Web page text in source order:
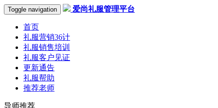
Toggle navigation 爱尚礼服管理平台
首页
礼服营销36计
礼服销售培训
礼服客户见证
更新通告
礼服帮助
推荐老师
导师推荐